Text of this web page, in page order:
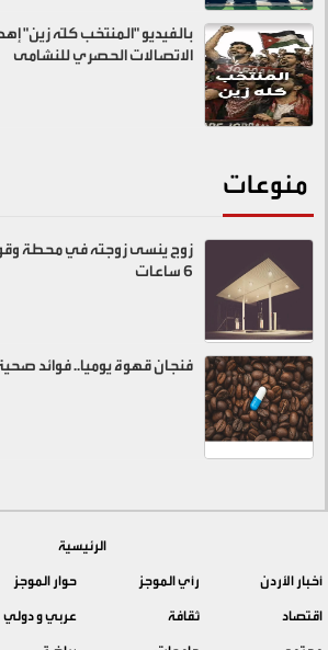
بالفيديو "المنتخب كلّه زين"
الاتصالات الحصري للنشامى
منوعات
زوج ينسى زوجته في محطة
6 ساعات
فنجان قهوة يوميا.. فوائد صحية
الرئيسية
أخبار الأردن
رأي الموجز حوار الموجز
اقتصاد
ثقافة عربي و دولي